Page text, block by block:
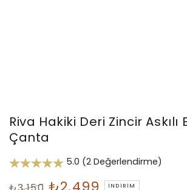
Riva Hakiki Deri Zincir Askılı
Çanta
5.0 (2 Değerlendirme)
İNDIRIM